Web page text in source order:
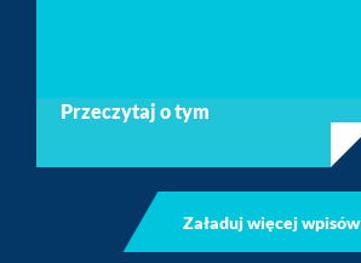
Przeczytaj o tym
Załaduj więcej wpisów